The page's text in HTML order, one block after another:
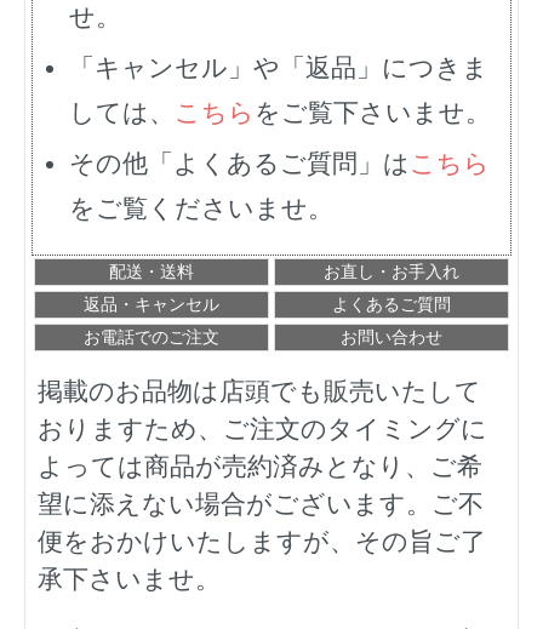
せ。
「キャンセル」や「返品」につきま
しては、 こちら をご覧下さいませ。
その他「よくあるご質問」は こちら
をご覧くださいませ。
配送・送料
お直し・お手入れ
返品・キャンセル
よくあるご質問
お電話でのご注文
お問い合わせ
掲載のお品物は店頭でも販売いたして
おりますため、ご注文のタイミングに
よっては商品が売約済みとなり、ご希
望に添えない場合がございます。ご不
便をおかけいたしますが、その旨ご了
承下さいませ。